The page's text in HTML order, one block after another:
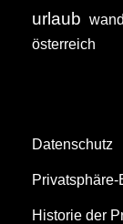
urlaub
österreich
Datenschutz
Historie der